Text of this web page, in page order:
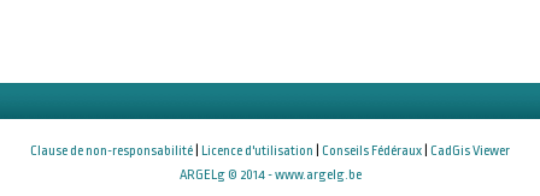
Clause de non-responsabilité Licence d'utilisation Conseils Fédéraux
CadGis Viewer
ARGELg © 2014 - www.argelg.be